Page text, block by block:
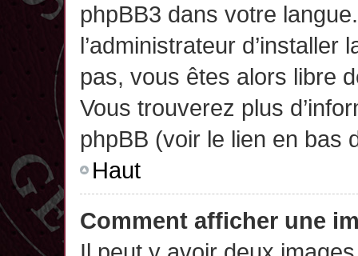
phpBB3 dans votre
l’administrateur d’installer
pas, vous êtes alors libre
Vous trouverez plus
phpBB (voir le lien en bas
Haut
Comment afficher une